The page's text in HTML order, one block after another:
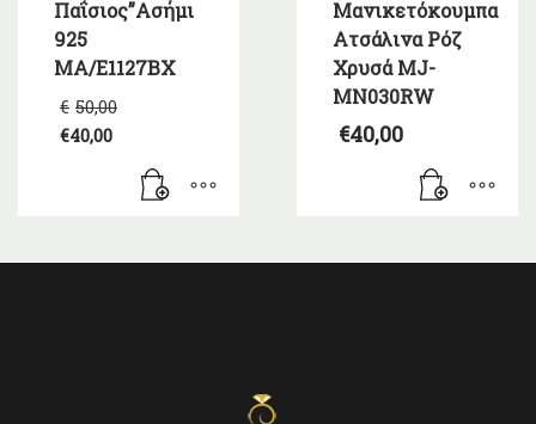
Παΐσιος”Ασήμι
925
MA/E1127BX
€ 50,00
€50,00.
€40,00
τρέχουσα
Μανικετόκουμπα
Ατσάλινα Ρόζ
Χρυσά MJ-
MN030RW
€40,00